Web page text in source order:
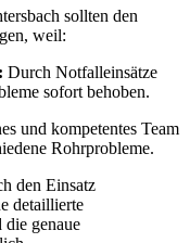
sollten den
weil:
Durch Notfalleinsätze
sofort behoben.
und kompetentes Team
Rohrprobleme.
den Einsatz
detaillierte
die genaue